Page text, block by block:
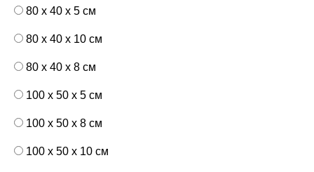
80 x 40 x 5 см
80 x 40 x 10 см
80 x 40 x 8 см
100 x 50 x 5 см
100 х 50 х 8 см
100 x 50 x 10 см